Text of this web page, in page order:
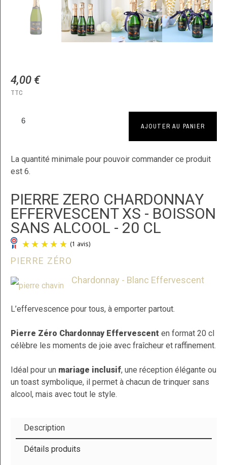
PIERRE ZERO CHARDONNAY
EFFERVESCENT XS - BOISSON
SANS ALCOOL - 20 CL
(1 avis)
PIERRE ZÉRO
Chardonnay - Blanc Effervescent
L’effervescence pour tous, à emporter partout.
Pierre Zéro Chardonnay Effervescent en format 20 cl
célèbre les moments de joie avec fraîcheur et raffinement.
Idéal pour un mariage inclusif, une réception élégante ou
un toast symbolique, il permet à chacun de trinquer sans
alcool, mais avec tout le style.
4,00 €
TTC
AJOUTER AU PANIER
La quantité minimale pour pouvoir commander ce produit
est 6.
Description
Détails produits